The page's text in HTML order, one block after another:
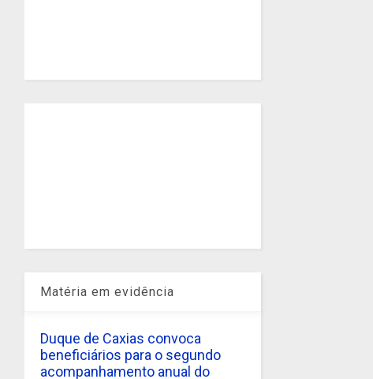
Matéria em evidência
Duque de Caxias convoca
beneficiários para o segundo
acompanhamento anual do